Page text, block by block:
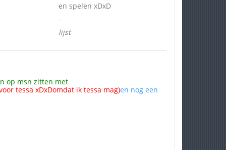
en spelen xDxD
-
lijst
op msn zitten met
tessa xDxDomdat ik tessa mag)en nog een